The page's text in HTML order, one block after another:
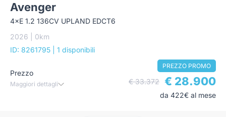
Avenger
4×E 1.2 136CV UPLAND EDCT6
2026 | 0km
ID: 8261795
| 1 disponibili
Prezzo
Maggiori dettagli
PREZZO PROMO
€ 33.372 € 28.900
da 422€ al mese